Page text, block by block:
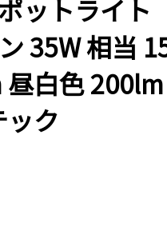
ットライト
35W 相当
白色 200lm
ック